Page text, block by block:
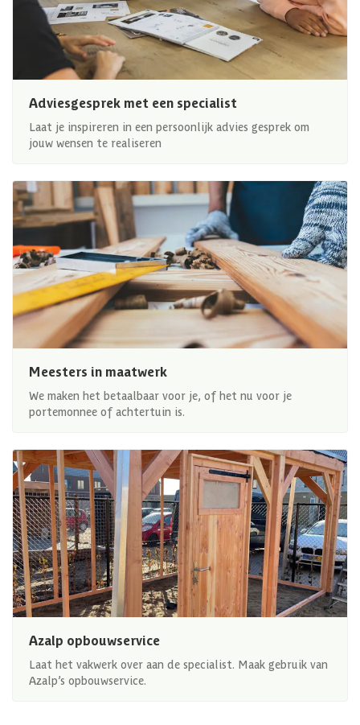
Adviesgesprek met een specialist
Laat je inspireren in een persoonlijk advies gesprek om
jouw wensen te realiseren
Meesters in maatwerk
We maken het betaalbaar voor je, of het nu voor je
portemonnee of achtertuin is.
Azalp opbouwservice
Laat het vakwerk over aan de specialist. Maak gebruik van
Azalp’s opbouwservice.